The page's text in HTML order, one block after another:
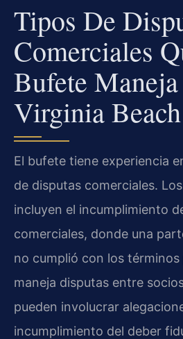
Tipos De
Comerciales
Bufete
Virginia Beach
El bufete tiene experiencia
de disputas comerciales.
incluyen el incumplimiento
comerciales, donde una
no cumplió con los
maneja disputas entre
pueden involucrar
incumplimiento del deber